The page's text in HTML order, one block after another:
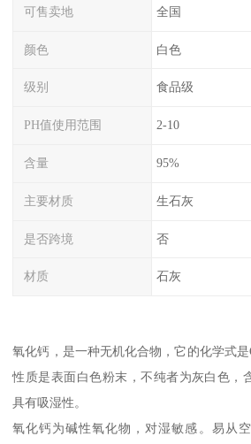
可售卖地 全国
颜色 白色
级别 食品级
PH值使用范围 2-10
含量 95%
主要材质 生石灰
是否跨境 否
材质 石灰
氧化钙，是一种无机化合物，它的化学式
性质是表面白色粉末，不纯者为灰白色，
具有吸湿性。
氧化钙为碱性氧化物，对湿敏感。易从